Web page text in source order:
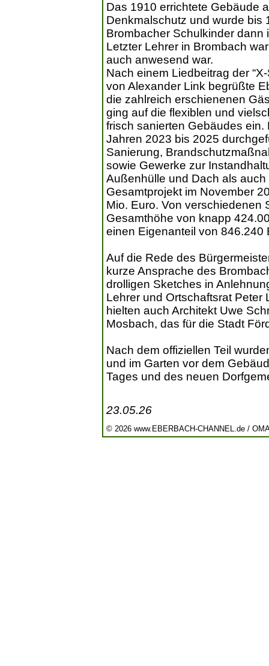
Das 1910 errichtete Gebäude
Denkmalschutz und wurde bis
Brombacher Schulkinder dann
Letzter Lehrer in Brombach
auch anwesend war.
Nach einem Liedbeitrag der
von Alexander Link begrüßte
die zahlreich erschienenen
ging auf die flexiblen und
frisch sanierten Gebäudes
Jahren 2023 bis 2025
Sanierung,
sowie Gewerke zur
Außenhülle und Dach als
Gesamtprojekt im November
Mio. Euro. Von verschiedenen
Gesamthöhe von knapp
einen Eigenanteil von 846.240
Auf die Rede des
kurze Ansprache des
drolligen Sketches in
Lehrer und Ortschaftsrat
hielten auch Architekt Uwe
Mosbach, das für die Stadt
Nach dem offiziellen Teil
und im Garten vor dem
Tages und des neuen
23.05.26
© 2026 www.EBERBACH-CHANNEL.de /